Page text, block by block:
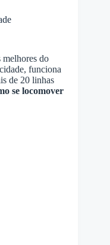
melhores do
funciona
de 20 linhas
se locomover